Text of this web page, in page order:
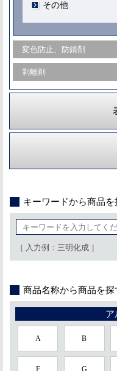
その他
変色防止、防錆剤
剥離剤
キーワードから商品を
［ 入力例：三明化成 ］
商品名称から商品を探
ア
A B
F G